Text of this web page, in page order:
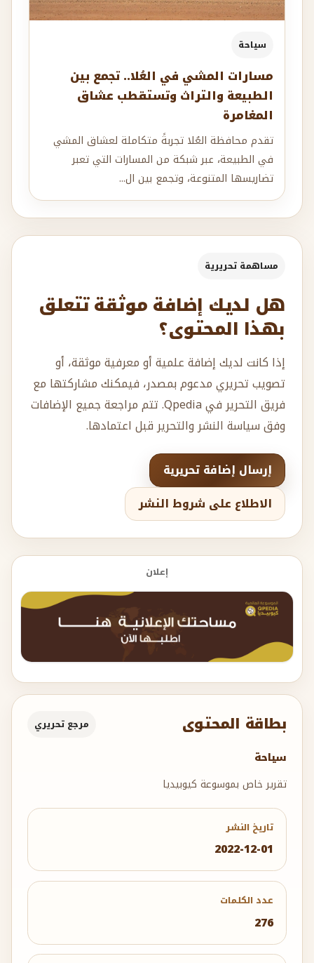
بطاقة المحتوى مرجع تحريري
سياحة
تقرير خاص بموسوعة كيوبيديا
تاريخ النشر
2022-12-01
عدد الكلمات
276
سياحة
مسارات المشي في العُلا.. تجمع بين
الطبيعة والتراث وتستقطب عشاق
المغامرة
تقدم محافظة العُلا تجربةً متكاملة لعشاق المشي
في الطبيعة، عبر شبكة من المسارات التي تعبر
تضاريسها المتنوعة، وتجمع بين ال...
مساهمة تحريرية
هل لديك إضافة موثقة تتعلق
بهذا المحتوى؟
إذا كانت لديك إضافة علمية أو معرفية موثقة، أو
تصويب تحريري مدعوم بمصدر، فيمكنك مشاركتها مع
فريق التحرير في Qpedia. تتم مراجعة جميع الإضافات
وفق سياسة النشر والتحرير قبل اعتمادها.
إرسال إضافة تحريرية
الاطلاع على شروط النشر
إعلان